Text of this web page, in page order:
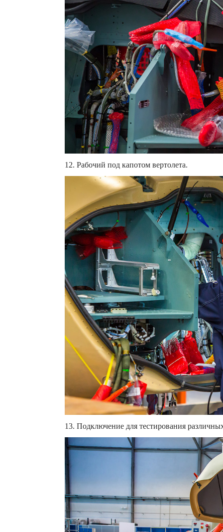
12. Рабочий под капотом вертолета.
13. Подключение для тестирования